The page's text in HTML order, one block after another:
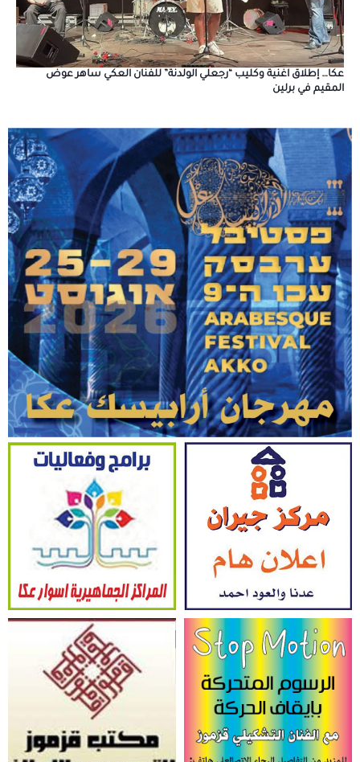
عكا… إطلاق اغنية وكليب “رجعلي الولدنة” للفنان العكي ساهر عوض
المقيم في برلين